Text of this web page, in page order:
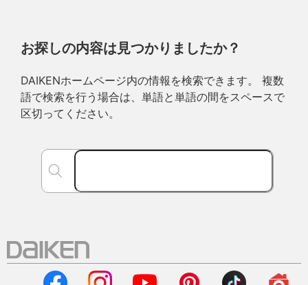
お探しの内容は見つかりましたか？
DAIKENホームページ内の情報を検索できます。 複数
語で検索を行う場合は、単語と単語の間をスペースで
区切ってください。